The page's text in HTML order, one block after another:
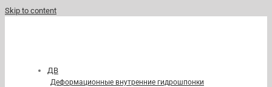
Skip to content
ДВ
Деформационные внутренние гидрошпонки